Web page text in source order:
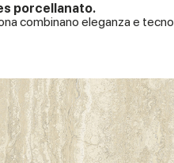
porcellanato.
combinano eleganza e